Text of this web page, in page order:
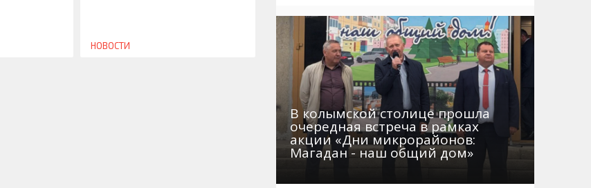
НОВОСТИ
В колымской столице прошла
очередная встреча в рамках
акции «Дни микрорайонов:
Магадан - наш общий дом»